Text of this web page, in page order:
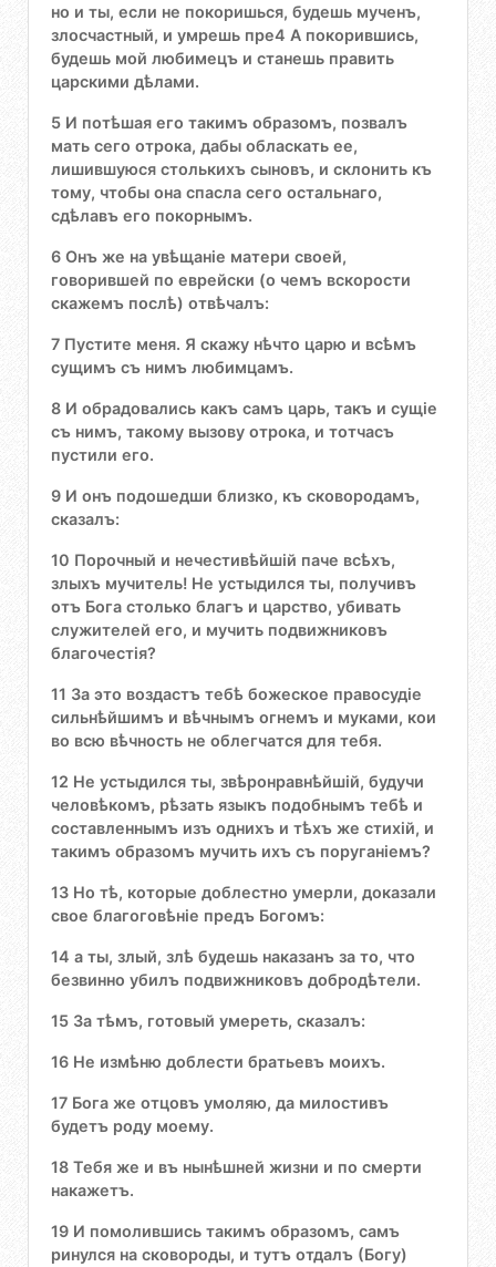
но и ты, если не покоришься, будешь мученъ,
злосчастный, и умрешь пре4 А покорившись,
будешь мой любимецъ и станешь править
царскими дѣлами.
5 И потѣшая его такимъ образомъ, позвалъ
мать сего отрока, дабы обласкать ее,
лишившуюся столькихъ сыновъ, и склонить къ
тому, чтобы она спасла сего остальнаго,
сдѣлавъ его покорнымъ.
6 Онъ же на увѣщаніе матери своей,
говорившей по еврейски (о чемъ вскорости
скажемъ послѣ) отвѣчалъ:
7 Пустите меня. Я скажу нѣчто царю и всѣмъ
сущимъ съ нимъ любимцамъ.
8 И обрадовались какъ самъ царь, такъ и сущіе
съ нимъ, такому вызову отрока, и тотчасъ
пустили его.
9 И онъ подошедши близко, къ сковородамъ,
сказалъ:
10 Порочный и нечестивѣйшій паче всѣхъ,
злыхъ мучитель! Не устыдился ты, получивъ
отъ Бога столько благъ и царство, убивать
служителей его, и мучить подвижниковъ
благочестія?
11 За это воздастъ тебѣ божеское правосудіе
сильнѣйшимъ и вѣчнымъ огнемъ и муками, кои
во всю вѣчность не облегчатся для тебя.
12 Не устыдился ты, звѣронравнѣйшій, будучи
человѣкомъ, рѣзать языкъ подобнымъ тебѣ и
составленнымъ изъ однихъ и тѣхъ же стихій, и
такимъ образомъ мучить ихъ съ поруганіемъ?
13 Но тѣ, которые доблестно умерли, доказали
свое благоговѣніе предъ Богомъ:
14 а ты, злый, злѣ будешь наказанъ за то, что
безвинно убилъ подвижниковъ добродѣтели.
15 За тѣмъ, готовый умереть, сказалъ:
16 Не измѣню доблести братьевъ моихъ.
17 Бога же отцовъ умоляю, да милостивъ
будетъ роду моему.
18 Тебя же и въ нынѣшней жизни и по смерти
накажетъ.
19 И помолившись такимъ образомъ, самъ
ринулся на сковороды, и тутъ отдалъ (Богу)